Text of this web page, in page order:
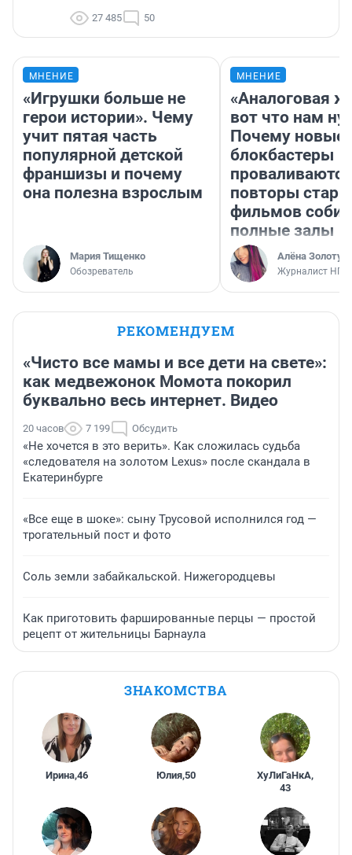
27 485 50
МНЕНИЕ
«Игрушки больше не
герои истории». Чему
учит пятая часть
популярной детской
франшизы и почему
она полезна взрослым
Мария Тищенко
Обозреватель
МНЕНИЕ
«Аналоговая
вот что нам
Почему новые
блокбастеры
повторы
фильмов
полные залы
Алёна
Журналист НГС
РЕКОМЕНДУЕМ
«Чисто все мамы и все дети на свете»:
как медвежонок Момота покорил
буквально весь интернет. Видео
20 часов 7 199 Обсудить
«Не хочется в это верить». Как сложилась судьба
«следователя на золотом Lexus» после скандала в
Екатеринбурге
«Все еще в шоке»: сыну Трусовой исполнился год —
трогательный пост и фото
Соль земли забайкальской. Нижегородцевы
Как приготовить фаршированные перцы — простой
рецепт от жительницы Барнаула
ЗНАКОМСТВА
Ирина,46 Юлия,50 ХуЛиГаНкА,
43